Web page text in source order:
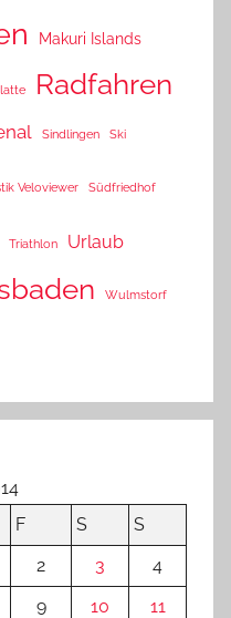
Makuri Islands
Radfahren
Sindlingen Ski
Veloviewer Südfriedhof
Triathlon Urlaub
Wulmstorf
F S
S
2 3
4
9 10
11